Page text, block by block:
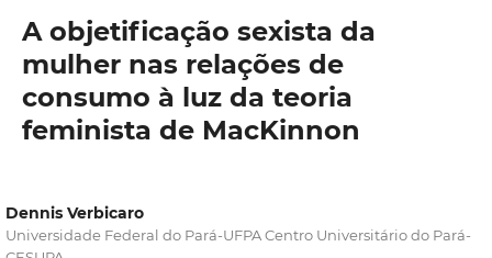
A objetificação sexista da
mulher nas relações de
consumo à luz da teoria
feminista de MacKinnon
Dennis Verbicaro
Universidade Federal do Pará-UFPA Centro Universitário do Pará-